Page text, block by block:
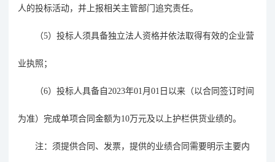
人的投标活动，并上报相关主管部门追究责任。
（5）投标人须具备独立法人资格并依法取得有效的企业营
业执照；
（6）投标人具备自2023年01月01日以来（以合同签订时间
为准）完成单项合同金额为10万元及以上护栏供货业绩的。
注：须提供合同、发票，提供的业绩合同需要明示主要内